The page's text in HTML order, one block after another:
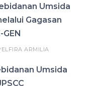
Umsida
Gagasan
GEN
ELFIRA ARMILIA
Umsida